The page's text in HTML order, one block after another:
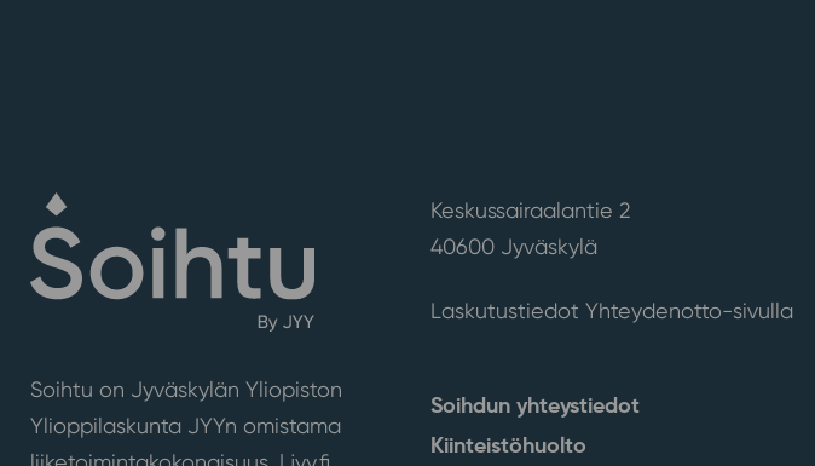
Soihtu on Jyväskylän Yliopiston
Ylioppilaskunta JYYn omistama
Keskussairaalantie 2
40600 Jyväskylä
Laskutustiedot Yhteydenotto-sivulla
Soihdun yhteystiedot
Kiinteistöhuolto